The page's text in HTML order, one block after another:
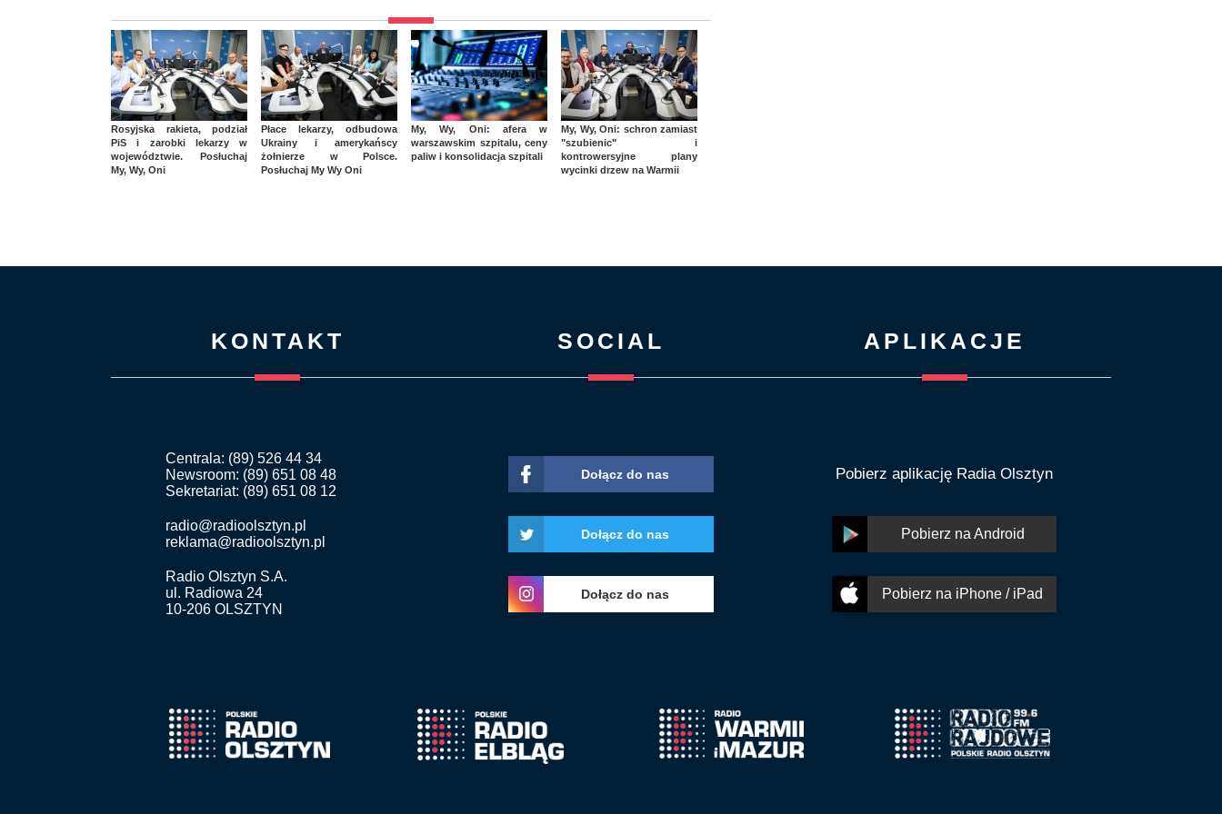
Rosyjska rakieta, podział
PiS i zarobki lekarzy w
województwie. Posłuchaj
My, Wy, Oni
Płace lekarzy, odbudowa
Ukrainy i amerykańscy
żołnierze w Polsce.
Posłuchaj My Wy Oni
My, Wy, Oni: afera w
warszawskim szpitalu, ceny
paliw i konsolidacja szpitali
My, Wy, Oni: schron zamiast
"szubienic" i
kontrowersyjne plany
wycinki drzew na Warmii
KONTAKT
Centrala: (89) 526 44 34
Newsroom: (89) 651 08 48
Sekretariat: (89) 651 08 12
radio@radioolsztyn.pl
reklama@radioolsztyn.pl
Radio Olsztyn S.A.
ul. Radiowa 24
10-206 OLSZTYN
SOCIAL
Dołącz do nas
Dołącz do nas
Dołącz do nas
APLIKACJE
Pobierz aplikację Radia Olsztyn
Pobierz na Android
Pobierz na iPhone / iPad